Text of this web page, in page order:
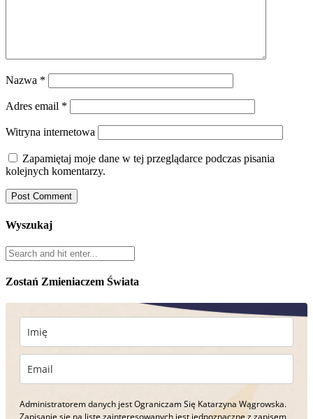
Nazwa *
Adres email *
Witryna internetowa
Zapamiętaj moje dane w tej przeglądarce podczas pisania
kolejnych komentarzy.
Wyszukaj
Zostań Zmieniaczem Świata
Administratorem danych jest Ograniczam Się Katarzyna Wągrowska.